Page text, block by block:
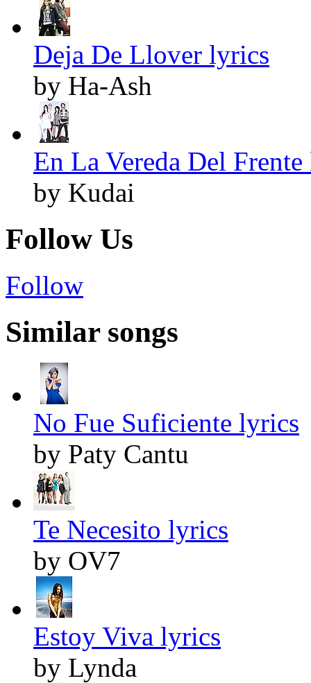
Deja De Llover lyrics
by Ha-Ash
En La Vereda Del
by Kudai
Follow Us
Follow
Similar songs
No Fue Suficiente lyrics
by Paty Cantu
Te Necesito lyrics
by OV7
Estoy Viva lyrics
by Lynda